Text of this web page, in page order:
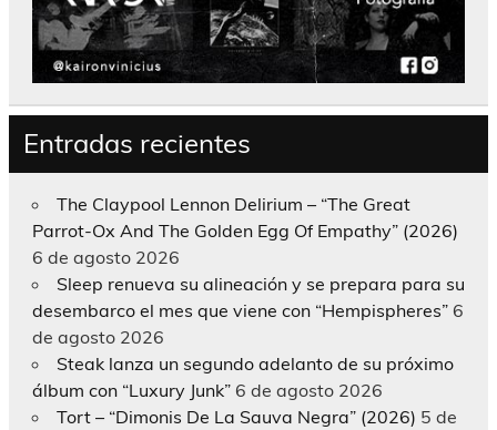
Entradas recientes
The Claypool Lennon Delirium – “The Great
Parrot-Ox And The Golden Egg Of Empathy” (2026)
6 de agosto 2026
Sleep renueva su alineación y se prepara para su
desembarco el mes que viene con “Hempispheres” 6
de agosto 2026
Steak lanza un segundo adelanto de su próximo
álbum con “Luxury Junk” 6 de agosto 2026
Tort – “Dimonis De La Sauva Negra” (2026) 5 de